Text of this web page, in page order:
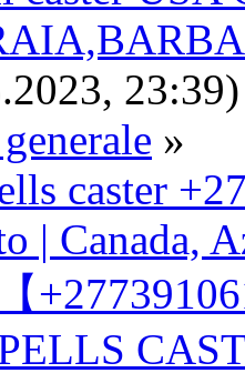
23:39)
»
caster
| Canada,